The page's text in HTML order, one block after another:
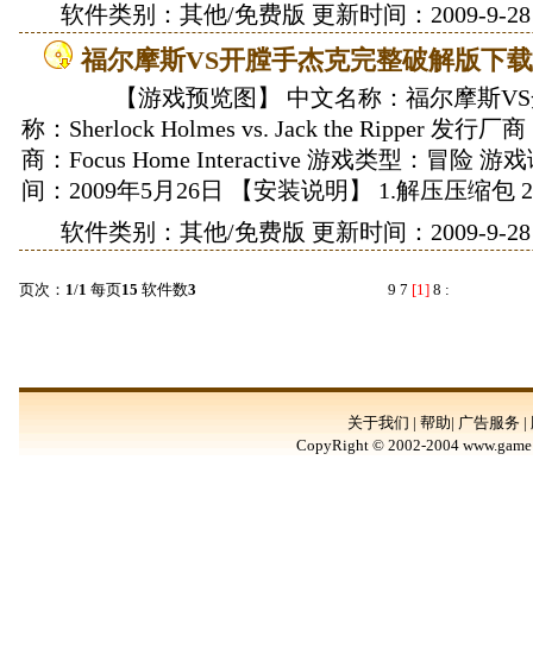
软件类别：其他/免费版 更新时间：2009-9-
福尔摩斯VS开膛手杰克完整破解版下载
【游戏预览图】 中文名称：福尔摩斯VS
称：Sherlock Holmes vs. Jack the Ripper 发行厂
商：Focus Home Interactive 游戏类型：冒险 游
间：2009年5月26日 【安装说明】 1.解压压缩包
软件类别：其他/免费版 更新时间：2009-9-
页次： 1/1 每页15 软件数3 9 7 [1] 8 :
关于我们 | 帮助| 广告服务
CopyRight © 2002-2004